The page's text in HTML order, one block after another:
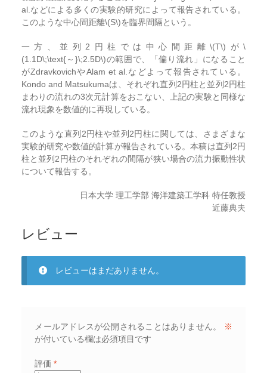
al.などによる多くの実験的研究によって報告されている。
このような中心間距離\(S\)を臨界間隔という。
一方、並列2円柱では中心間距離\(T\)が\
(1.1D\;\text{～}\;2.5D\)の範囲で、「偏り流れ」になること
がZdravkovichやAlam et al.などよって報告されている。
Kondo and Matsukumaは、それぞれ直列2円柱と並列2円柱
まわりの流れの3次元計算をおこない、上記の実験と同様な
流れ現象を数値的に再現している。
このような直列2円柱や並列2円柱に関しては、さまざまな
実験的研究や数値的計算が報告されている。本稿は直列2円
柱と並列2円柱のそれぞれの間隔が狭い場合の流力振動性状
について報告する。
日本大学 理工学部 海洋建築工学科 特任教授
近藤典夫
レビュー
レビューはまだありません。
メールアドレスが公開されることはありません。
※
が付いている欄は必須項目です
評価*